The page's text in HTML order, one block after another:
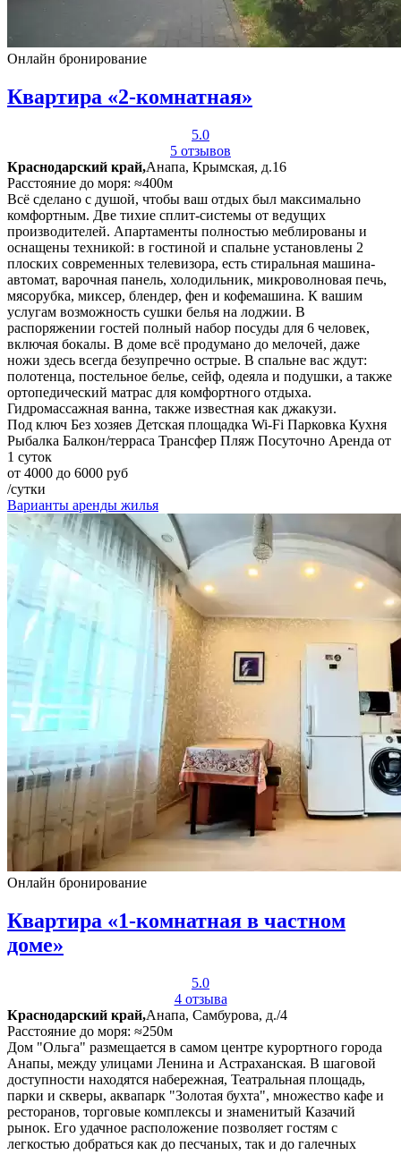
Онлайн бронирование
Квартира «2-комнатная»
5.0
5 отзывов
Краснодарский край,Анапа, Крымская, д.16
Расстояние до моря: ≈400м
Всё сделано с душой, чтобы ваш отдых был максимально
комфортным. Две тихие сплит-системы от ведущих
производителей. Апартаменты полностью меблированы и
оснащены техникой: в гостиной и спальне установлены 2
плоских современных телевизора, есть стиральная машина-
автомат, варочная панель, холодильник, микроволновая печь,
мясорубка, миксер, блендер, фен и кофемашина. К вашим
услугам возможность сушки белья на лоджии. В
распоряжении гостей полный набор посуды для 6 человек,
включая бокалы. В доме всё продумано до мелочей, даже
ножи здесь всегда безупречно острые. В спальне вас ждут:
полотенца, постельное белье, сейф, одеяла и подушки, а также
ортопедический матрас для комфортного отдыха.
Гидромассажная ванна, также известная как джакузи.
Под ключ Без хозяев Детская площадка Wi-Fi Парковка Кухня
Рыбалка Балкон/терраса Трансфер Пляж Посуточно Аренда от
1 суток
от 4000 до 6000 руб
/сутки
Варианты аренды жилья
Онлайн бронирование
Квартира «1-комнатная в частном
доме»
5.0
4 отзыва
Краснодарский край,Анапа, Самбурова, д./4
Расстояние до моря: ≈250м
Дом "Ольга" размещается в самом центре курортного города
Анапы, между улицами Ленина и Астраханская. В шаговой
доступности находятся набережная, Театральная площадь,
парки и скверы, аквапарк "Золотая бухта", множество кафе и
ресторанов, торговые комплексы и знаменитый Казачий
рынок. Его удачное расположение позволяет гостям с
легкостью добраться как до песчаных, так и до галечных